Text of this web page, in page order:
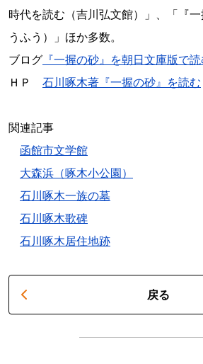
時代を読む（吉川弘文館）」、「『
うふう）」ほか多数。
ブログ 『一握の砂』を朝日文庫版で
ＨＰ 石川啄木著『一握の砂』を読む
関連記事
函館市文学館
大森浜（啄木小公園）
石川啄木一族の墓
石川啄木歌碑
石川啄木居住地跡
戻る